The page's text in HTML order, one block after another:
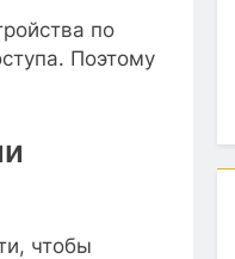
по
Поэтому
чтобы